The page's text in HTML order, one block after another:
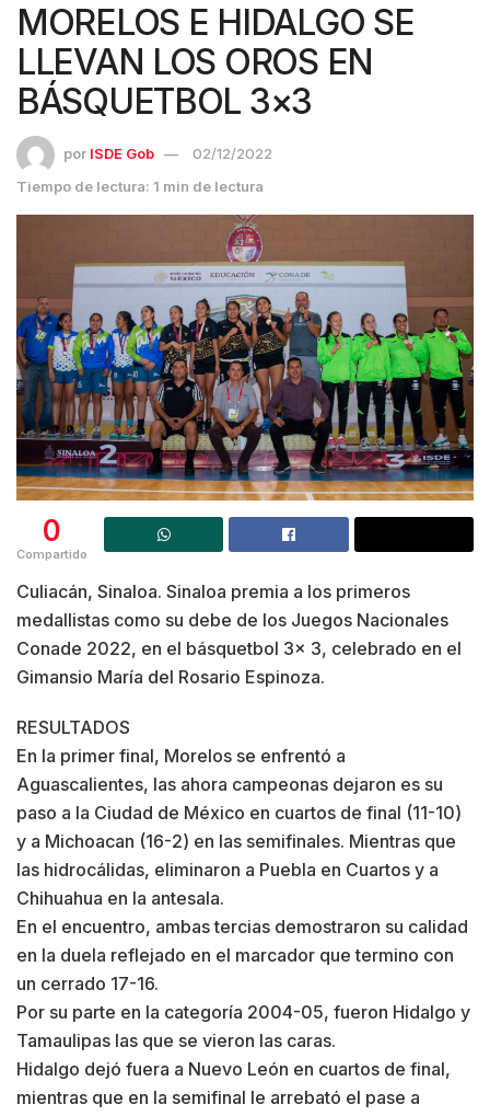
MORELOS E HIDALGO SE
LLEVAN LOS OROS EN
BÁSQUETBOL 3×3
por ISDE Gob
02/12/2022
Tiempo de lectura: 1 min de lectura
0
Compartido
Culiacán, Sinaloa. Sinaloa premia a los primeros
medallistas como su debe de los Juegos Nacionales
Conade 2022, en el básquetbol 3x 3, celebrado en el
Gimansio María del Rosario Espinoza.
RESULTADOS
En la primer final, Morelos se enfrentó a
Aguascalientes, las ahora campeonas dejaron es su
paso a la Ciudad de México en cuartos de final (11-10)
y a Michoacan (16-2) en las semifinales. Mientras que
las hidrocálidas, eliminaron a Puebla en Cuartos y a
Chihuahua en la antesala.
En el encuentro, ambas tercias demostraron su calidad
en la duela reflejado en el marcador que termino con
un cerrado 17-16.
Por su parte en la categoría 2004-05, fueron Hidalgo y
Tamaulipas las que se vieron las caras.
Hidalgo dejó fuera a Nuevo León en cuartos de final,
mientras que en la semifinal le arrebató el pase a